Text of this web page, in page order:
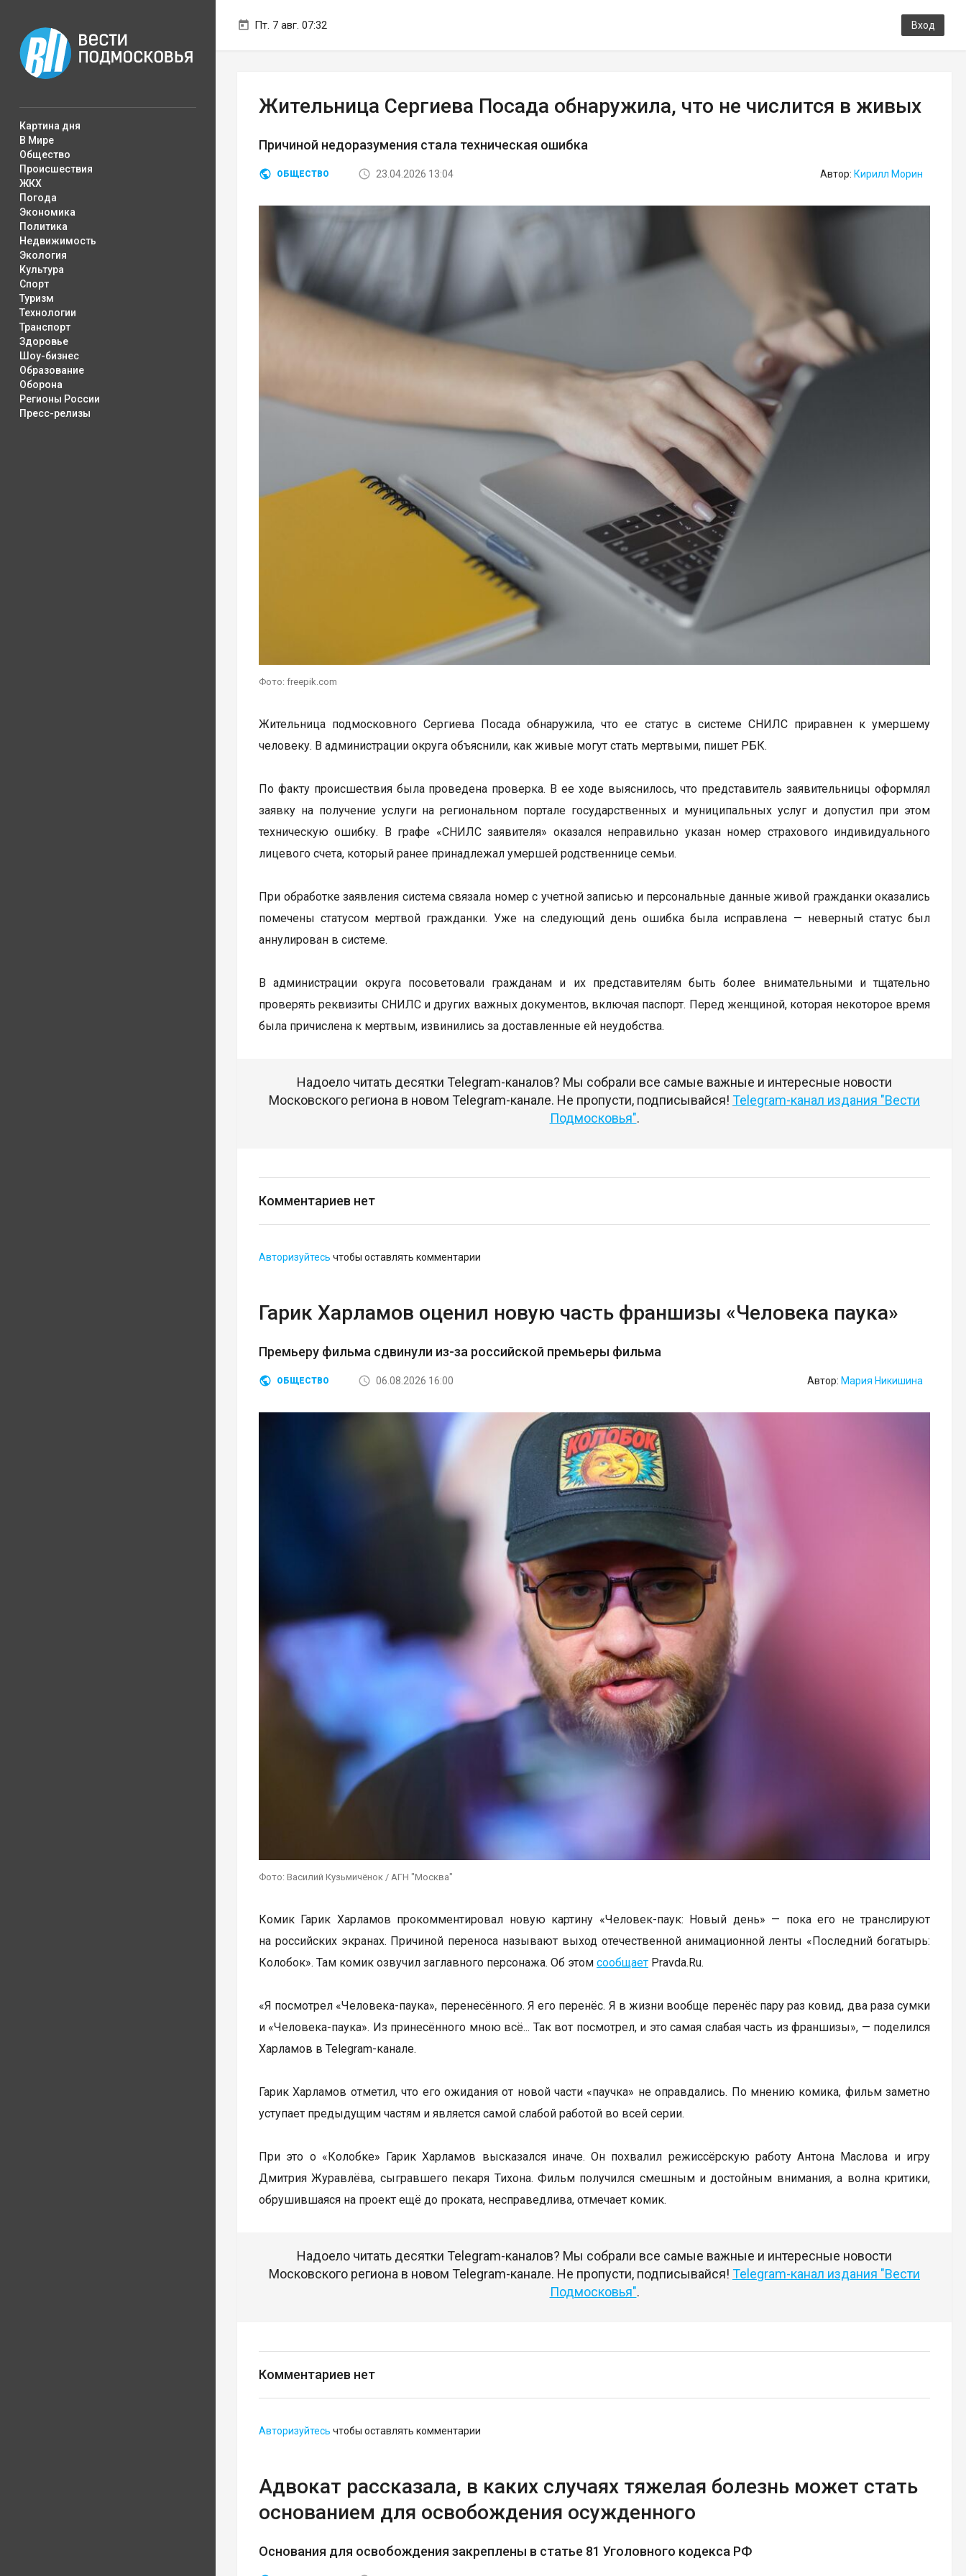
Пт. 7 авг. 07:32 Вход
Картина дня
В Мире
Общество
Происшествия
ЖКХ
Погода
Экономика
Политика
Недвижимость
Экология
Культура
Спорт
Туризм
Технологии
Транспорт
Здоровье
Шоу-бизнес
Образование
Оборона
Регионы России
Пресс-релизы
Жительница Сергиева Посада обнаружила, что не числится в живых
Причиной недоразумения стала техническая ошибка
ОБЩЕСТВО 23.04.2026 13:04 Автор: Кирилл Морин
Фото: freepik.com
Жительница подмосковного Сергиева Посада обнаружила, что ее статус в системе СНИЛС приравнен к умершему
человеку. В администрации округа объяснили, как живые могут стать мертвыми, пишет РБК.
По факту происшествия была проведена проверка. В ее ходе выяснилось, что представитель заявительницы оформлял
заявку на получение услуги на региональном портале государственных и муниципальных услуг и допустил при этом
техническую ошибку. В графе «СНИЛС заявителя» оказался неправильно указан номер страхового индивидуального
лицевого счета, который ранее принадлежал умершей родственнице семьи.
При обработке заявления система связала номер с учетной записью и персональные данные живой гражданки оказались
помечены статусом мертвой гражданки. Уже на следующий день ошибка была исправлена — неверный статус был
аннулирован в системе.
В администрации округа посоветовали гражданам и их представителям быть более внимательными и тщательно
проверять реквизиты СНИЛС и других важных документов, включая паспорт. Перед женщиной, которая некоторое время
была причислена к мертвым, извинились за доставленные ей неудобства.
Надоело читать десятки Telegram-каналов? Мы собрали все самые важные и интересные новости
Московского региона в новом Telegram-канале. Не пропусти, подписывайся! Telegram-канал издания "Вести
Подмосковья".
Комментариев нет
Авторизуйтесь чтобы оставлять комментарии
Гарик Харламов оценил новую часть франшизы «Человека паука»
Премьеру фильма сдвинули из-за российской премьеры фильма
ОБЩЕСТВО 06.08.2026 16:00 Автор: Мария Никишина
Фото: Василий Кузьмичёнок / АГН "Москва"
Комик Гарик Харламов прокомментировал новую картину «Человек-паук: Новый день» — пока его не транслируют
на российских экранах. Причиной переноса называют выход отечественной анимационной ленты «Последний богатырь:
Колобок». Там комик озвучил заглавного персонажа. Об этом сообщает Pravda.Ru.
«Я посмотрел «Человека-паука», перенесённого. Я его перенёс. Я в жизни вообще перенёс пару раз ковид, два раза сумки
и «Человека-паука». Из принесённого мною всё... Так вот посмотрел, и это самая слабая часть из франшизы», — поделился
Харламов в Telegram-канале.
Гарик Харламов отметил, что его ожидания от новой части «паучка» не оправдались. По мнению комика, фильм заметно
уступает предыдущим частям и является самой слабой работой во всей серии.
При это о «Колобке» Гарик Харламов высказался иначе. Он похвалил режиссёрскую работу Антона Маслова и игру
Дмитрия Журавлёва, сыгравшего пекаря Тихона. Фильм получился смешным и достойным внимания, а волна критики,
обрушившаяся на проект ещё до проката, несправедлива, отмечает комик.
Надоело читать десятки Telegram-каналов? Мы собрали все самые важные и интересные новости
Московского региона в новом Telegram-канале. Не пропусти, подписывайся! Telegram-канал издания "Вести
Подмосковья".
Комментариев нет
Авторизуйтесь чтобы оставлять комментарии
Адвокат рассказала, в каких случаях тяжелая болезнь может стать
основанием для освобождения осужденного
Основания для освобождения закреплены в статье 81 Уголовного кодекса РФ